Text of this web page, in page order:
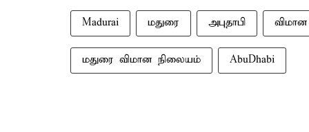
Madurai மதுரை அபுதாபி
மதுரை விமான நிலையம் AbuDhabi